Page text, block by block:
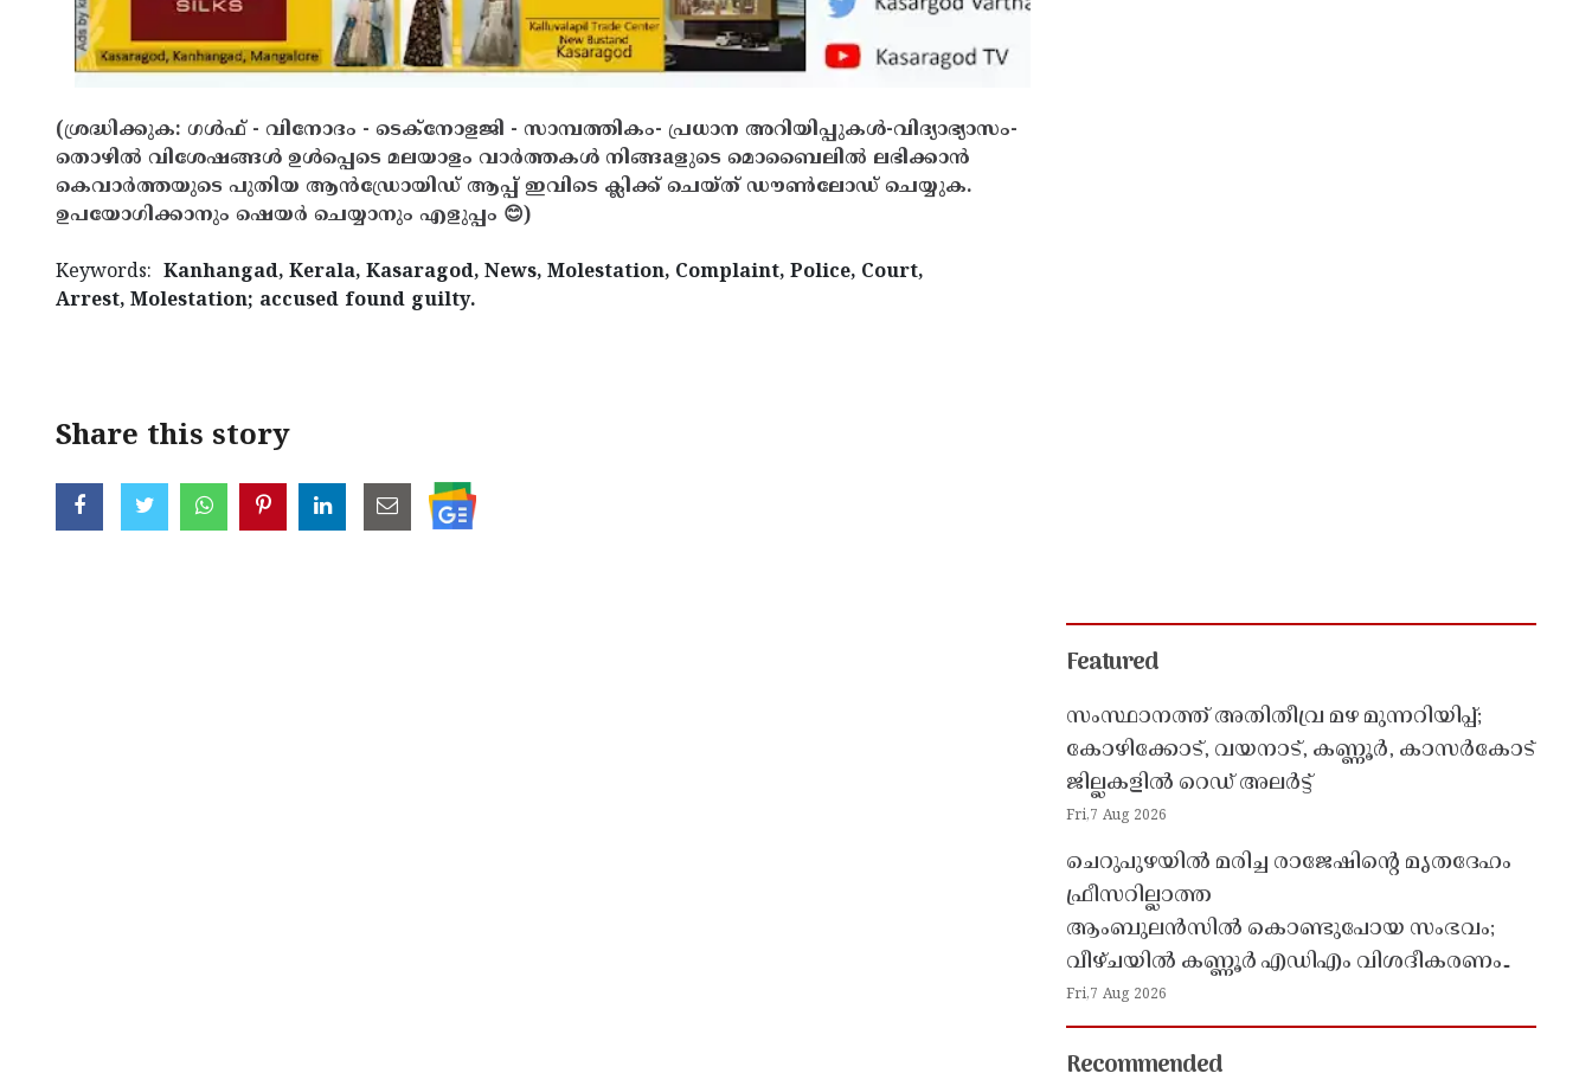
(ശ്രദ്ധിക്കുക: ഗൾഫ് - വിനോദം - ടെക്നോളജി - സാമ്പത്തികം- പ്രധാന അറിയിപ്പുകൾ-വിദ്യാഭ്യാസം-
തൊഴിൽ വിശേഷങ്ങൾ ഉൾപ്പെടെ മലയാളം വാർത്തകൾ നിങ്ങaളുടെ മൊബൈലിൽ ലഭിക്കാൻ
കെവാർത്തയുടെ പുതിയ ആൻഡ്രോയിഡ് ആപ്പ് ഇവിടെ ക്ലിക്ക് ചെയ്ത് ഡൗൺലോഡ് ചെയ്യുക.
ഉപയോഗിക്കാനും ഷെയർ ചെയ്യാനും എളുപ്പം 😊)
Keywords: Kanhangad, Kerala, Kasaragod, News, Molestation, Complaint, Police, Court,
Arrest, Molestation; accused found guilty.
Share this story
Featured
സംസ്ഥാനത്ത് അതിതീവ്ര മഴ മുന്നറിയിപ്പ്;
കോഴിക്കോട്, വയനാട്, കണ്ണൂർ, കാസർകോട്
ജില്ലകളിൽ റെഡ് അലർട്ട്
Fri,7 Aug 2026
ചെറുപുഴയിൽ മരിച്ച രാജേഷിൻ്റെ മൃതദേഹം
ഫ്രീസറില്ലാത്ത
ആംബുലൻസിൽ കൊണ്ടുപോയ സംഭവം;
വീഴ്ചയിൽ കണ്ണൂർ എഡിഎം വിശദീകരണം
തേടി
Fri,7 Aug 2026
Recommended